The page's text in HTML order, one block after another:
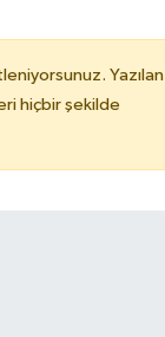
Yazılan
hiçbir şekilde